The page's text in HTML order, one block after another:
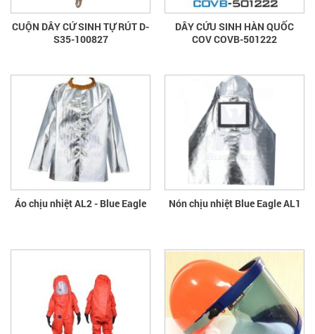
CUỘN DÂY CỨ SINH TỰ RÚT D-
S35-100827
DÂY CỨU SINH HÀN QUỐC
COV COVB-501222
Áo chịu nhiệt AL2 - Blue Eagle Nón chịu nhiệt Blue Eagle AL1